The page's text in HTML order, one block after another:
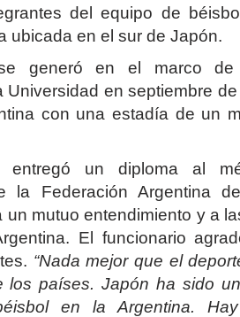
del equipo de
ubicada en el sur de Japón.
generó en el marco de
Universidad en septiembre
con una estadía de un
entregó un diploma al
la Federación Argentina
un mutuo entendimiento y a
El funcionario
“Nada mejor que el
los países. Japón ha sido
en la Argentina.